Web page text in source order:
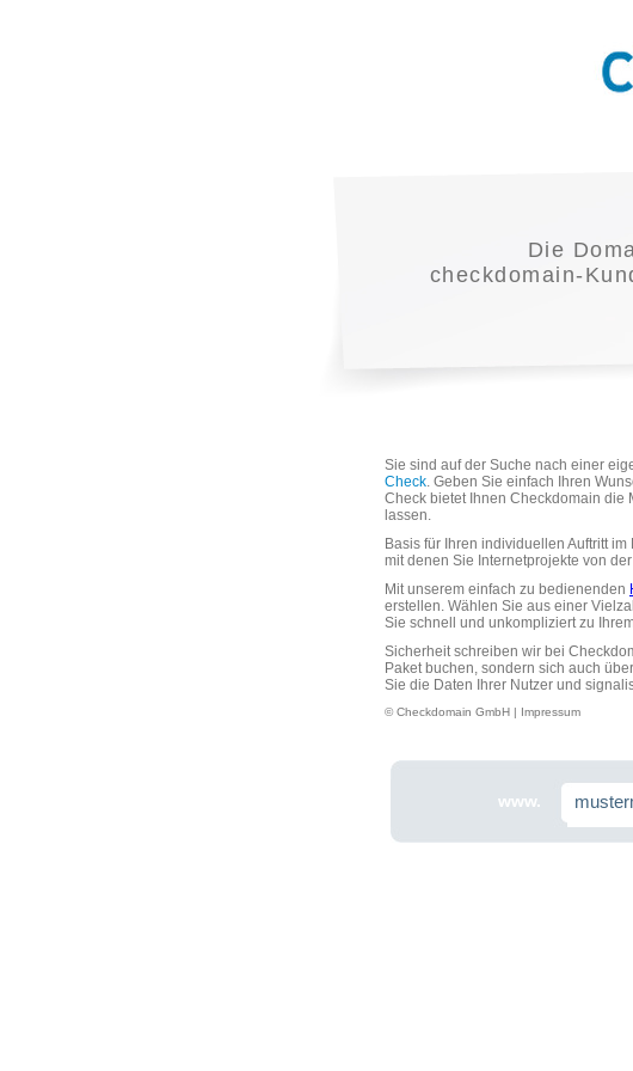
Die
checkdomain-
Sie sind auf der Suche nach einer
Check. Geben Sie einfach Ihren
Check bietet Ihnen Checkdomain die
lassen.
Basis für Ihren individuellen Auftritt
mit denen Sie Internetprojekte von
Mit unserem einfach zu bedienenden
erstellen. Wählen Sie aus einer
Sie schnell und unkompliziert zu
Sicherheit schreiben wir bei
Paket buchen, sondern sich auch
Sie die Daten Ihrer Nutzer und
© Checkdomain GmbH | Impressum
www.